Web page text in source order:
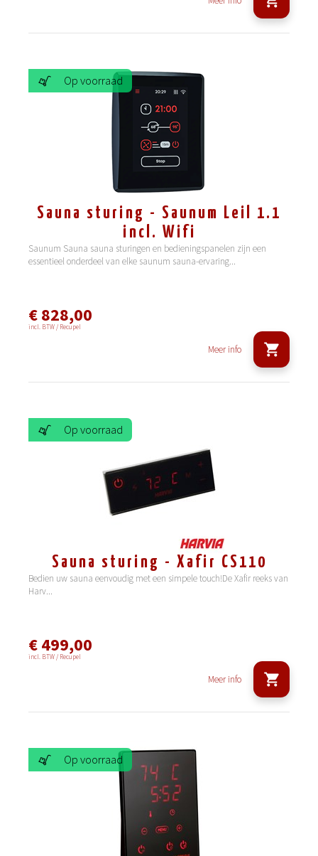
Op voorraad
Sauna sturing - Saunum Leil 1.1
incl. Wifi
Saunum Sauna sauna sturingen en bedieningspanelen zijn een
essentieel onderdeel van elke saunum sauna-ervaring...
€ 828,00
incl. BTW / Recupel
Meer info
Op voorraad
Sauna sturing - Xafir CS110
Bedien uw sauna eenvoudig met een simpele touch!De Xafir reeks van
Harv...
€ 499,00
incl. BTW / Recupel
Meer info
Op voorraad